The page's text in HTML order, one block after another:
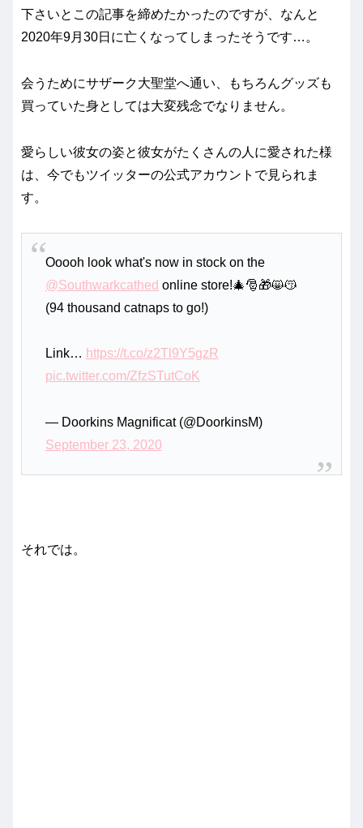
下さいとこの記事を締めたかったのですが、なんと
2020年9月30日に亡くなってしまったそうです…。
会うためにサザーク大聖堂へ通い、もちろんグッズも
買っていた身としては大変残念でなりません。
愛らしい彼女の姿と彼女がたくさんの人に愛された様
は、今でもツイッターの公式アカウントで見られま
す。
Ooooh look what's now in stock on the
@Southwarkcathed online store!🎄🎅🎁😸😽
(94 thousand catnaps to go!)
Link… https://t.co/z2Tl9Y5gzR
pic.twitter.com/ZfzSTutCoK
— Doorkins Magnificat (@DoorkinsM)
September 23, 2020
それでは。